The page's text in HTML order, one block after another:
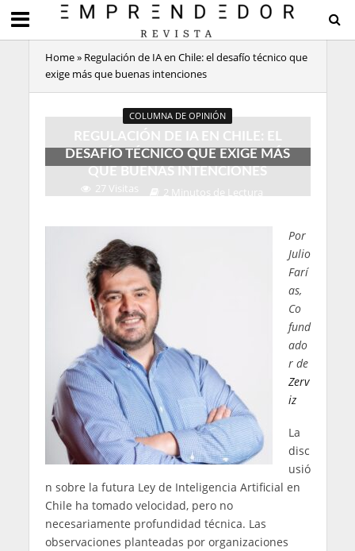
Home» Regulación de IA en Chile: el desafío técnico que
exige más que buenas intenciones
COLUMNA DE OPINIÓN
REGULACIÓN DE IA EN CHILE: EL
DESAFÍO TÉCNICO QUE EXIGE MÁS
QUE BUENAS INTENCIONES
27 Visitas
2 Minutos de Lectura
Por
Julio
Farí
as,
Co
fund
ado
r de
Zerv
iz
La
disc
usió
n sobre la futura Ley de Inteligencia Artificial en
Chile ha tomado velocidad, pero no
necesariamente profundidad técnica. Las
observaciones planteadas por organizaciones